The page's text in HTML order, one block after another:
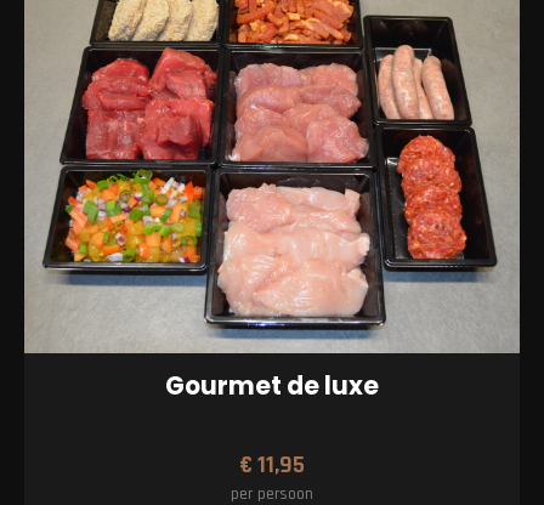
Gourmet de luxe
€11,95
per persoon